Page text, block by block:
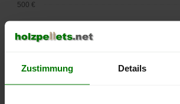
Zustimmung Details
350 €
450 €
500 €